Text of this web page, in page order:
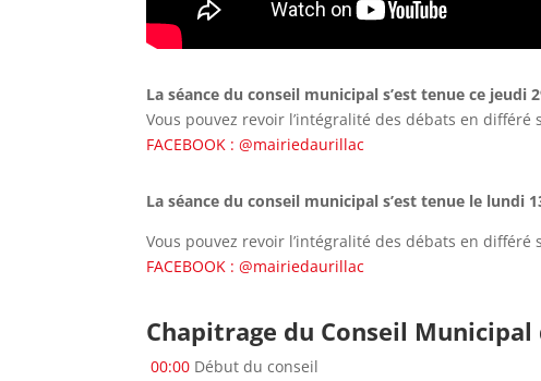
La séance du conseil municipal s’est tenue ce jeudi
Vous pouvez revoir l’intégralité des débats en
FACEBOOK : @mairiedaurillac
La séance du conseil municipal s’est tenue le lundi
Vous pouvez revoir l’intégralité des débats en
FACEBOOK : @mairiedaurillac
Chapitrage du Conseil
00:00 Début du conseil